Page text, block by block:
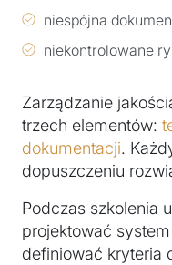
niespójna
niekontrolowane
Zarządzanie
trzech elementów:
dokumentacji.
dopuszczeniu
Podczas szkolenia
projektować
definiować kryteria